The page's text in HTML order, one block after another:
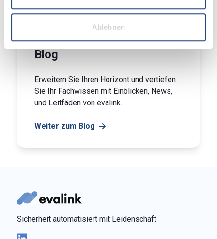
Ablehnen
Blog
Erweitern Sie Ihren Horizont und vertiefen
Sie Ihr Fachwissen mit Einblicken, News,
und Leitfäden von evalink.
Weiter zum Blog
Sicherheit automatisiert mit Leidenschaft